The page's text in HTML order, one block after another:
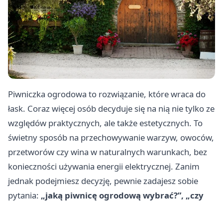
Piwniczka ogrodowa to rozwiązanie, które wraca do
łask. Coraz więcej osób decyduje się na nią nie tylko ze
względów praktycznych, ale także estetycznych. To
świetny sposób na przechowywanie warzyw, owoców,
przetworów czy wina w naturalnych warunkach, bez
konieczności używania energii elektrycznej. Zanim
jednak podejmiesz decyzję, pewnie zadajesz sobie
pytania: „jaką piwnicę ogrodową wybrać?”, „czy